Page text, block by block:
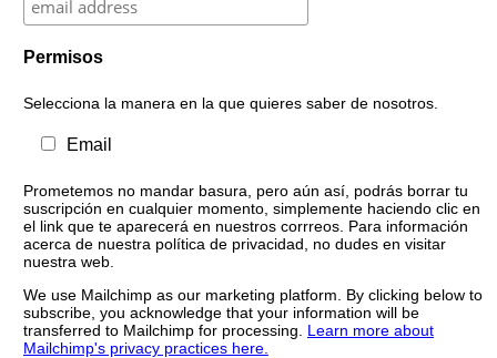
Permisos
Selecciona la manera en la que quieres saber de nosotros.
Email
Prometemos no mandar basura, pero aún así, podrás borrar tu
suscripción en cualquier momento, simplemente haciendo clic en
el link que te aparecerá en nuestros corrreos. Para información
acerca de nuestra política de privacidad, no dudes en visitar
nuestra web.
We use Mailchimp as our marketing platform. By clicking below to
subscribe, you acknowledge that your information will be
transferred to Mailchimp for processing. Learn more about
Mailchimp's privacy practices here.